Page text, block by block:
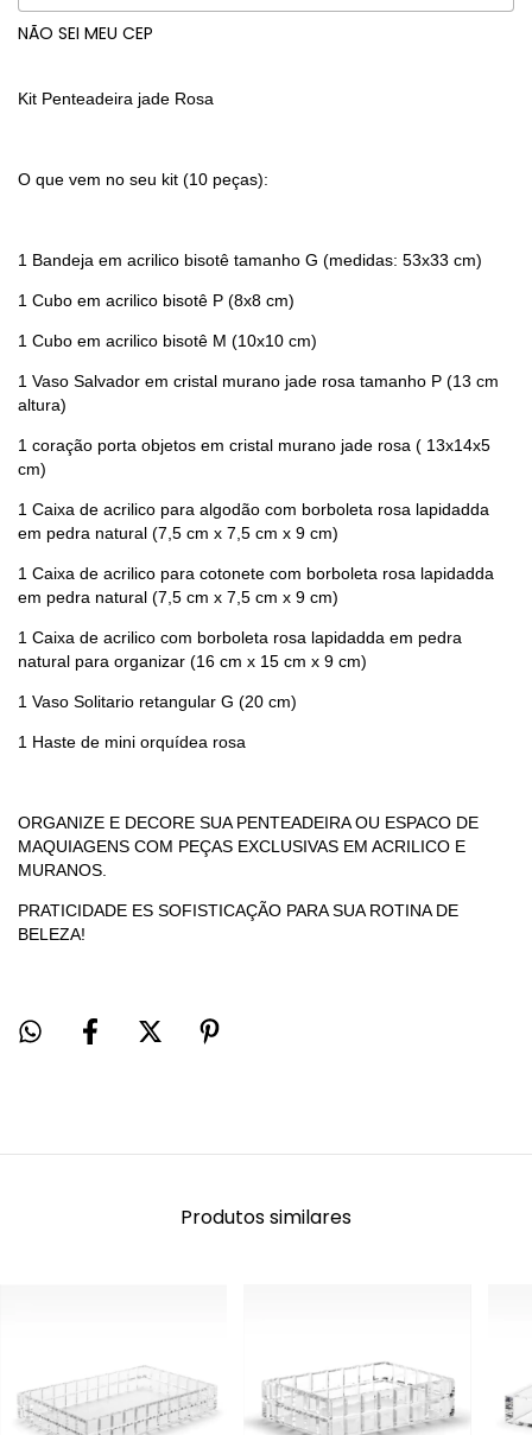
NÃO SEI MEU CEP
Kit Penteadeira jade Rosa
O que vem no seu kit (10 peças):
1 Bandeja em acrilico bisotê tamanho G (medidas: 53x33 cm)
1 Cubo em acrilico bisotê P (8x8 cm)
1 Cubo em acrilico bisotê M (10x10 cm)
1 Vaso Salvador em cristal murano jade rosa tamanho P (13 cm
altura)
1 coração porta objetos em cristal murano jade rosa ( 13x14x5
cm)
1 Caixa de acrilico para algodão com borboleta rosa lapidadda
em pedra natural (7,5 cm x 7,5 cm x 9 cm)
1 Caixa de acrilico para cotonete com borboleta rosa lapidadda
em pedra natural (7,5 cm x 7,5 cm x 9 cm)
1 Caixa de acrilico com borboleta rosa lapidadda em pedra
natural para organizar (16 cm x 15 cm x 9 cm)
1 Vaso Solitario retangular G (20 cm)
1 Haste de mini orquídea rosa
ORGANIZE E DECORE SUA PENTEADEIRA OU ESPACO DE
MAQUIAGENS COM PEÇAS EXCLUSIVAS EM ACRILICO E
MURANOS.
PRATICIDADE ES SOFISTICAÇÃO PARA SUA ROTINA DE
BELEZA!
Produtos similares